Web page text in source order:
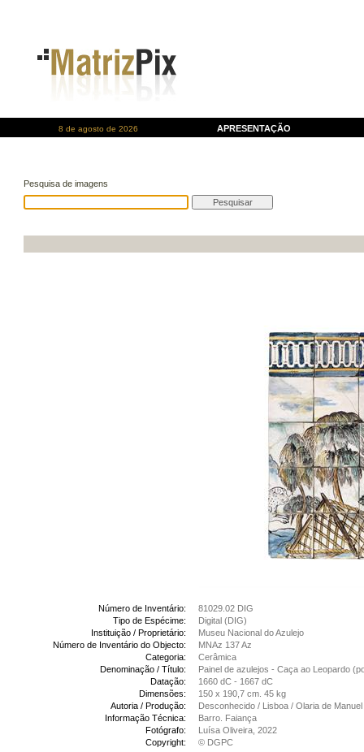
8 de agosto de 2026 APRESENTAÇÃO
Pesquisa de imagens
Número de Inventário:
81029.02 DIG
Tipo de Espécime:
Digital (DIG)
Instituição / Proprietário:
Museu Nacional do Azulejo
Número de Inventário do Objecto:
MNAz 137 Az
Categoria:
Cerâmica
Denominação / Título:
Painel de azulejos - Caça ao Leopardo
Datação:
1660 dC - 1667 dC
Dimensões:
150 x 190,7 cm. 45 kg
Autoria / Produção:
Desconhecido / Lisboa / Olaria de
Informação Técnica:
Barro. Faiança
Fotógrafo:
Luísa Oliveira, 2022
Copyright:
© DGPC